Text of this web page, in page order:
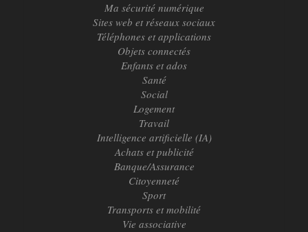
Ma sécurité numérique
Sites web et réseaux sociaux
Téléphones et applications
Objets connectés
Enfants et ados
Santé
Social
Logement
Travail
Intelligence artificielle (IA)
Achats et publicité
Banque/Assurance
Citoyenneté
Sport
Transports et mobilité
Vie associative